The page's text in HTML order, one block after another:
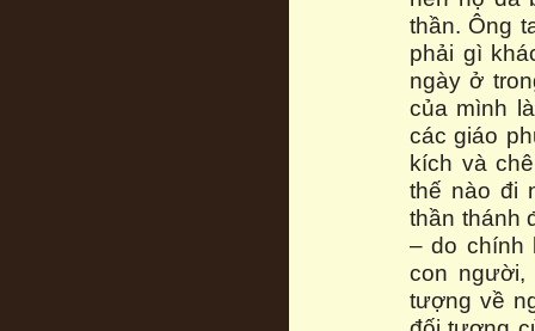
thần. Ông
phải gì
ngày ở
của mình
các giáo
kích và
thế nào đi
thần thánh
– do chính
con
tượng về